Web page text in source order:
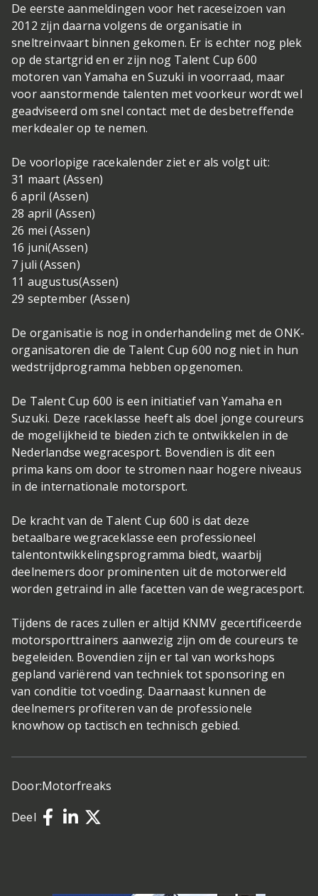
De eerste aanmeldingen voor het raceseizoen van
2012 zijn daarna volgens de organisatie in
sneltreinvaart binnen gekomen. Er is echter nog plek
op de startgrid en er zijn nog Talent Cup 600
motoren van Yamaha en Suzuki in voorraad, maar
voor aanstormende talenten met voorkeur wordt wel
geadviseerd om snel contact met de desbetreffende
merkdealer op te nemen.
De voorlopige racekalender ziet er als volgt uit:
31 maart (Assen)
6 april (Assen)
28 april (Assen)
26 mei (Assen)
16 juni(Assen)
7 juli (Assen)
11 augustus(Assen)
29 september (Assen)
De organisatie is nog in onderhandeling met de ONK-
organisatoren die de Talent Cup 600 nog niet in hun
wedstrijdprogramma hebben opgenomen.
De Talent Cup 600 is een initiatief van Yamaha en
Suzuki. Deze raceklasse heeft als doel jonge coureurs
de mogelijkheid te bieden zich te ontwikkelen in de
Nederlandse wegracesport. Bovendien is dit een
prima kans om door te stromen naar hogere niveaus
in de internationale motorsport.
De kracht van de Talent Cup 600 is dat deze
betaalbare wegraceklasse een professioneel
talentontwikkelingsprogramma biedt, waarbij
deelnemers door prominenten uit de motorwereld
worden getraind in alle facetten van de wegracesport.
Tijdens de races zullen er altijd KNMV gecertificeerde
motorsporttrainers aanwezig zijn om de coureurs te
begeleiden. Bovendien zijn er tal van workshops
gepland variërend van techniek tot sponsoring en
van conditie tot voeding. Daarnaast kunnen de
deelnemers profiteren van de professionele
knowhow op tactisch en technisch gebied.
Door:Motorfreaks
Deel